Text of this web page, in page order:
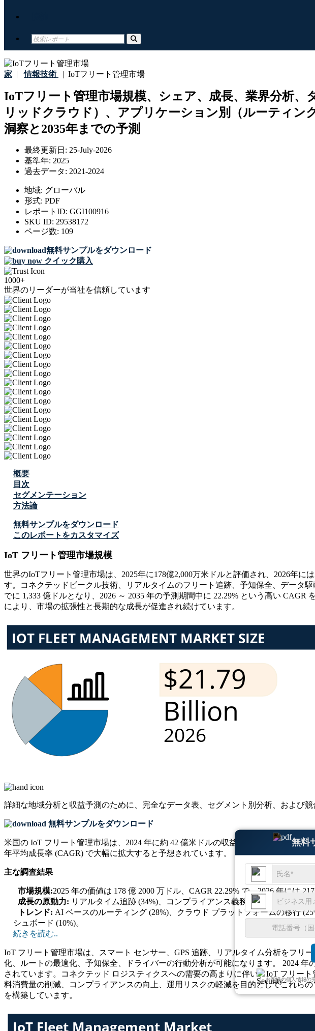
家 | 情報技術 | IoTフリート管理市場
IoTフリート管理市場規模、シェア、成長、業界分析
リッドクラウド）、アプリケーション別（ルーティン
洞察と2035年までの予測
最終更新日: 25-July-2026
基準年: 2025
過去データ: 2021-2024
地域: グローバル
形式: PDF
レポートID: GGI100916
SKU ID: 29538172
ページ数: 109
無料サンプルをダウンロード
クイック購入
1000+
世界のリーダーが当社を信頼しています
無料
お客様の個人情報の
概要
目次
セグメンテーション
方法論
無料サンプルをダウンロード
このレポートをカスタマイズ
IoT フリート管理市場規模
世界のIoTフリート管理市場は、2025年に178億2,000万米ドルと評価され、2026年に
す。コネクテッドビークル技術、リアルタイムのフリート追跡、予知保全、データ
でに 1,333 億ドルとなり、2026 ～ 2035 年の予測期間中に 22.29% という高い
により、市場の拡張性と長期的な成長が促進され続けています。
詳細な地域分析と収益予測のために、 完全なデータ表、セグメント別分析、および競
無料サンプルをダウンロード
米国の IoT フリート管理市場は、2024 年に約 42 億米ドルの収益に貢献し、テレマ
年平均成長率 (CAGR) で大幅に拡大すると予想されています。
主な調査結果
市場規模:2025 年の価値は 178 億 2000 万ドル、CAGR 22.29% で、2026 年には
成長の原動力: リアルタイム追跡 (34%)、コンプライアンス義務 (22%)、燃料最適
トレンド: AI ベースのルーティング (28%)、クラウド プラットフォームの移行
シュボード (10%)。
続きを読む..
IoT フリート管理市場は、スマート センサー、GPS 追跡、リアルタイム分析をフ
化、ルートの最適化、予知保全、ドライバーの行動分析が可能になります。 2024
されています。コネクテッド ロジスティクスへの需要の高まりに伴い、IoT フリー
料消費量の削減、コンプライアンスの向上、運用リスクの軽減を目的としてこれら
を構築しています。